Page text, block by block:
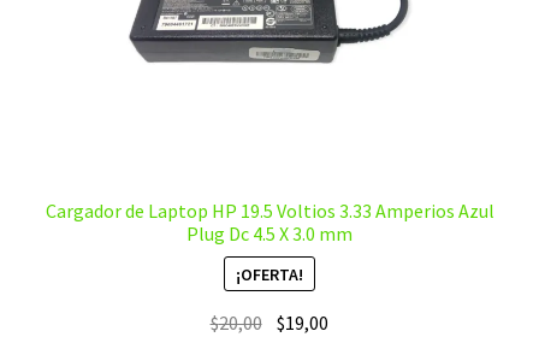
Cargador de Laptop HP 19.5 Voltios 3.33 Amperios Azul
Plug Dc 4.5 X 3.0 mm
¡OFERTA!
$20,00 El$19,00